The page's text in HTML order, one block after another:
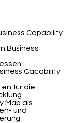
Capability
Business
Capability
für die
Map als
und